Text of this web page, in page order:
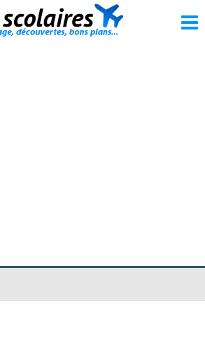
Vacances
scolaires